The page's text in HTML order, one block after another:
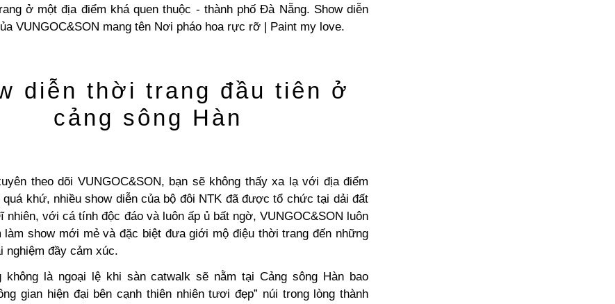
ở một địa điểm khá quen thuộc - thành phố Đà Nẵng. Show diễn
VUNGOC&SON mang tên Nơi pháo hoa rực rỡ | Paint my love.
diễn thời trang đầu tiên ở
cảng sông Hàn
theo dõi VUNGOC&SON, bạn sẽ không thấy xa lạ với địa điểm
quá khứ, nhiều show diễn của bộ đôi NTK đã được tổ chức tại dải đất
nhiên, với cá tính độc đáo và luôn ấp ủ bất ngờ, VUNGOC&SON luôn
làm show mới mẻ và đặc biệt đưa giới mộ điệu thời trang đến những
nghiệm đầy cảm xúc.
không là ngoại lệ khi sàn catwalk sẽ nằm tạiCảng sông Hàn bao
gian hiện đại bên cạnh thiên nhiên tươi đẹp” núi trong lòng thành